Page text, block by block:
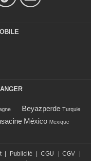
Beyazperde Turquie
México Mexique
| Publicité | CGU | CGV |